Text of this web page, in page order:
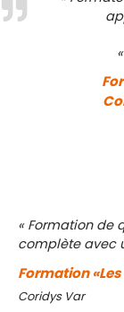
« Formation de
complète avec
Formation
Coridys Var